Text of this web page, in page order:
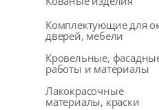
Комплектующие для
дверей, мебели
Кровельные,
работы и материалы
Лакокрасочные
материалы, краски